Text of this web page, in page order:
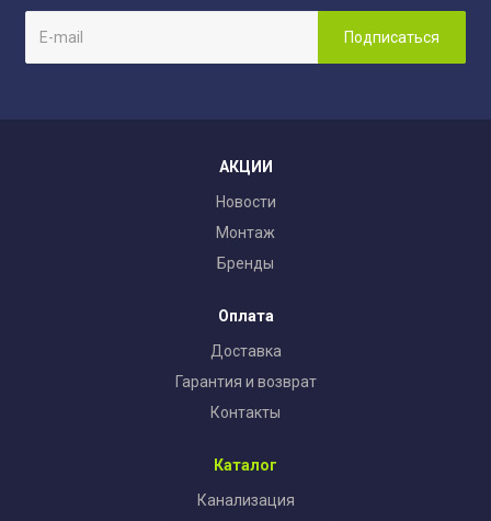
АКЦИИ
Новости
Монтаж
Бренды
Оплата
Доставка
Гарантия и возврат
Контакты
Каталог
Канализация